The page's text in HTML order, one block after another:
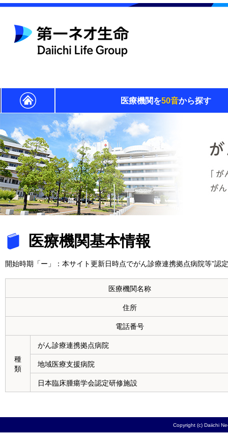
医療機関を50音から探す
医療機関基本情報
開始時期「ー」：本サイト更新日時点でがん診療連携拠点病院等”認
医療機関名称
住所
電話番号
種
類
がん診療連携拠点病院
地域医療支援病院
日本臨床腫瘍学会認定研修施設
Copyright (c) Daiichi